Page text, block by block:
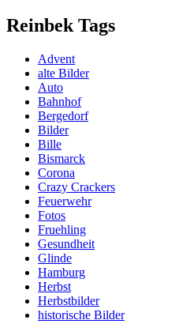
Reinbek Tags
Advent
alte Bilder
Auto
Bahnhof
Bergedorf
Bilder
Bille
Bismarck
Corona
Crazy Crackers
Feuerwehr
Fotos
Fruehling
Gesundheit
Glinde
Hamburg
Herbst
Herbstbilder
historische Bilder